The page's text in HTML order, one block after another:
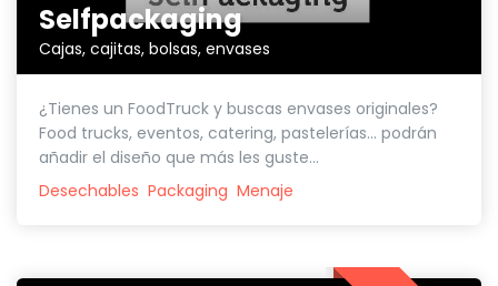
Selfpackaging
Cajas, cajitas, bolsas, envases
¿Tienes un FoodTruck y buscas envases originales?
Food trucks, eventos, catering, pastelerías... podrán
añadir el diseño que más les guste...
Desechables Packaging Menaje